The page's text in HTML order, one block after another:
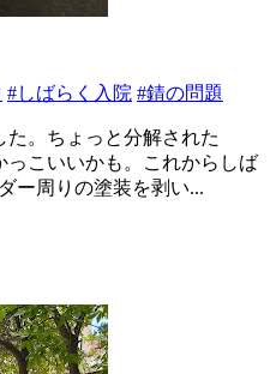
#しばらく入院 #錆の問題
。ちょっと分解された
こいいかも。これからしば
ー周りの塗装を剥い...